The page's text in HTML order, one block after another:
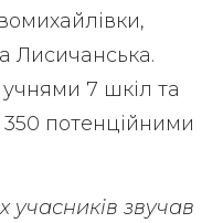
Лисичанська.
учнями 7 шкіл та
350 потенційними
учасників звучав